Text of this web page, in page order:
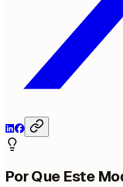
Por Que Este